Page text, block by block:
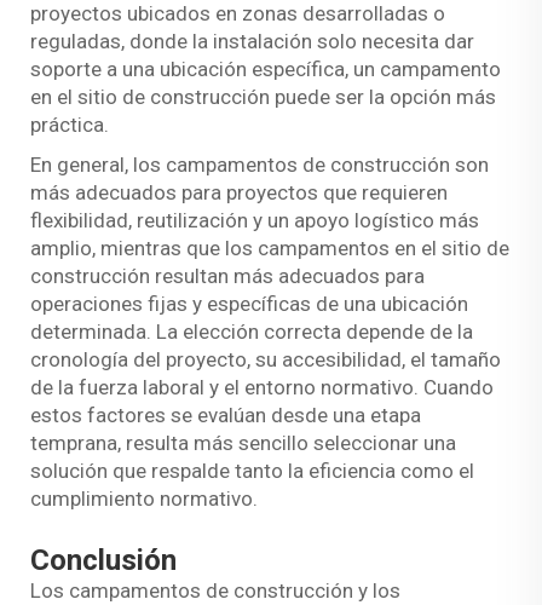
proyectos ubicados en zonas desarrolladas o
reguladas, donde la instalación solo necesita dar
soporte a una ubicación específica, un campamento
en el sitio de construcción puede ser la opción más
práctica.
En general, los campamentos de construcción son
más adecuados para proyectos que requieren
flexibilidad, reutilización y un apoyo logístico más
amplio, mientras que los campamentos en el sitio de
construcción resultan más adecuados para
operaciones fijas y específicas de una ubicación
determinada. La elección correcta depende de la
cronología del proyecto, su accesibilidad, el tamaño
de la fuerza laboral y el entorno normativo. Cuando
estos factores se evalúan desde una etapa
temprana, resulta más sencillo seleccionar una
solución que respalde tanto la eficiencia como el
cumplimiento normativo.
Conclusión
Los campamentos de construcción y los